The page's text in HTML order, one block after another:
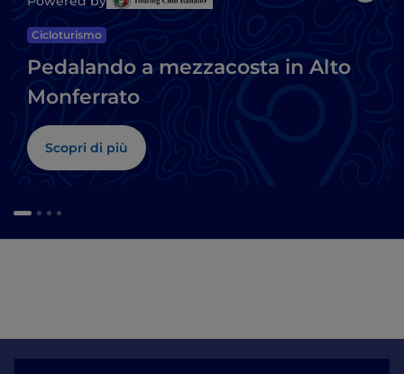
Cicloturismo
Pedalando a mezzacosta in Alto
Monferrato
Scopri di più